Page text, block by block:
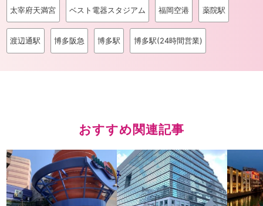
太宰府天満宮 ベスト電器スタジアム 福岡空港 薬院駅
渡辺通駅 博多阪急 博多駅 博多駅(24時間営業)
おすすめ関連記事